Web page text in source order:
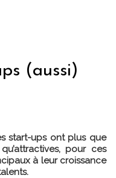
(aussi)
start-ups ont plus que
pour ces
à leur croissance